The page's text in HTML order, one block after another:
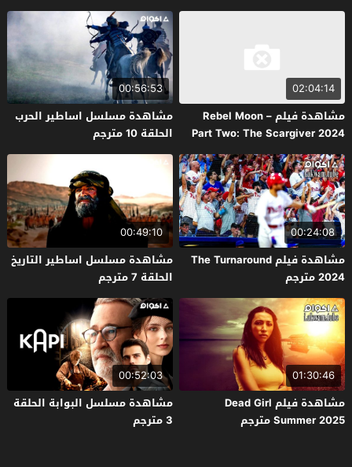
02:04:14
مشاهدة فيلم Rebel Moon –
Part Two: The Scargiver 2024
مترجم
00:56:53
مشاهدة مسلسل اساطير الحرب
الحلقة 10 مترجم
00:24:08
مشاهدة فيلم The Turnaround
2024 مترجم
00:49:10
مشاهدة مسلسل اساطير التاريخ
الحلقة 7 مترجم
01:30:46
مشاهدة فيلم Dead Girl
Summer 2025 مترجم
00:52:03
مشاهدة مسلسل البوابة الحلقة
3 مترجم